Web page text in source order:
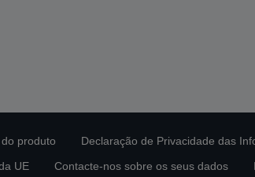
produto Declaração de Privacidade das
UE
Contacte-nos sobre os seus dados